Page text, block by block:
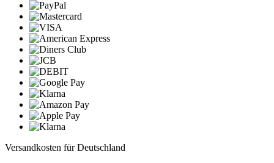
Versandkosten für Deutschland